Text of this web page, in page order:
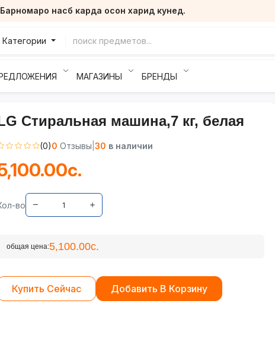
Барномаро насб карда осон харид кунед.
МАГАЗИНЫ БРЕНДЫ
Стиральная машина,7 кг, белая
(0)0 Отзывы 30 в наличии
во
общая цена:5,100.00с.
Купить Сейчас Добавить В Корзину